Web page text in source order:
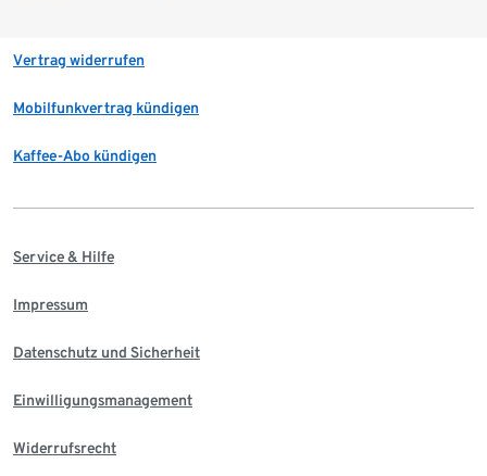
Vertrag widerrufen
Mobilfunkvertrag kündigen
Kaffee-Abo kündigen
Service & Hilfe
Impressum
Datenschutz und Sicherheit
Einwilligungsmanagement
Widerrufsrecht